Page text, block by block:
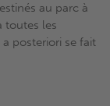
au parc à
toutes les
posteriori se fait